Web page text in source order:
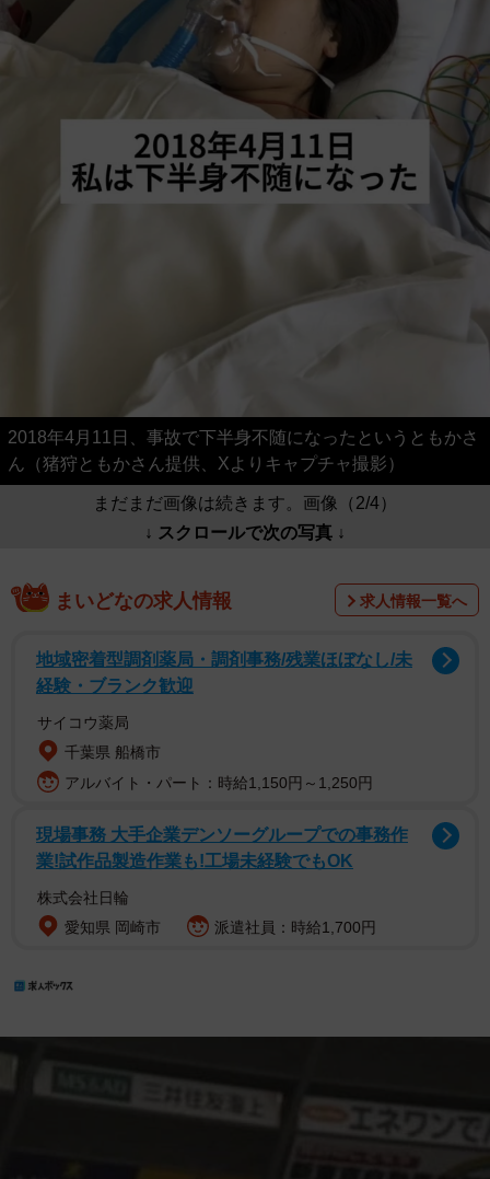
2018年4月11日、事故で下半身不随になったというともかさ
ん（猪狩ともかさん提供、Xよりキャプチャ撮影）
まだまだ画像は続きます。画像（2/4）
↓ スクロールで次の写真 ↓
まいどなの求人情報 求人情報一覧へ
地域密着型調剤薬局・調剤事務/残業ほぼなし/未
経験・ブランク歓迎
サイコウ薬局
千葉県 船橋市
アルバイト・パート：時給1,150円～1,250円
現場事務 大手企業デンソーグループでの事務作
業!試作品製造作業も!工場未経験でもOK
株式会社日輪
愛知県 岡崎市
派遣社員：時給1,700円